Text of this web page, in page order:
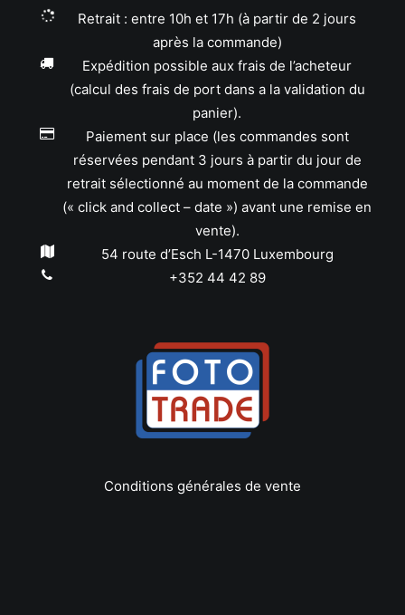
Retrait : entre 10h et 17h (à partir de 2 jours
après la commande)
Expédition possible aux frais de l’acheteur
(calcul des frais de port dans a la validation du
panier).
Paiement sur place (les commandes sont
réservées pendant 3 jours à partir du jour de
retrait sélectionné au moment de la commande
(« click and collect – date ») avant une remise en
vente).
54 route d’Esch L-1470 Luxembourg
+352 44 42 89
Conditions générales de vente